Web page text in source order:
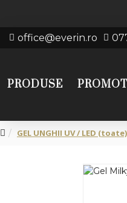
office@everin.ro
PRODUSE
GEL UNGHII UV / LED (toate)